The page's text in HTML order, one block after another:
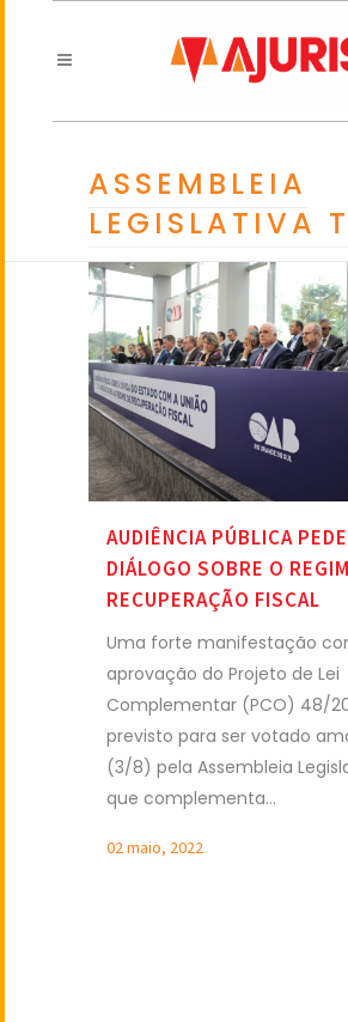
ASSEMBLEIA
LEGISLATIVA
AUDIÊNCIA PÚBLICA
DIÁLOGO SOBRE O
RECUPERAÇÃO FISCAL
Uma forte manifestação
aprovação do Projeto de Lei
Complementar (PCO) 48/
previsto para ser votado
(3/8) pela Assembleia
que complementa...
02 maio, 2022